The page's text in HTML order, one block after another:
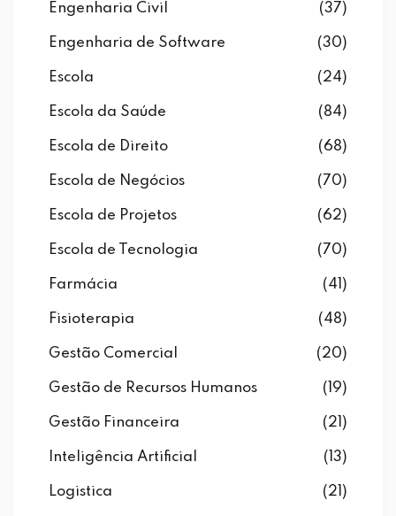
Engenharia Civil (37)
Engenharia de Software (30)
Escola (24)
Escola da Saúde (84)
Escola de Direito (68)
Escola de Negócios (70)
Escola de Projetos (62)
Escola de Tecnologia (70)
Farmácia (41)
Fisioterapia (48)
Gestão Comercial (20)
Gestão de Recursos Humanos (19)
Gestão Financeira (21)
Inteligência Artificial (13)
Logistica (21)